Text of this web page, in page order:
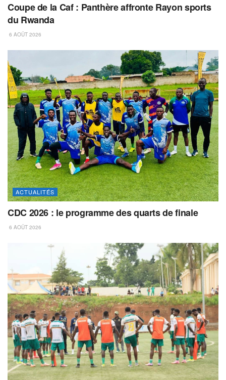
Coupe de la Caf : Panthère affronte Rayon sports
du Rwanda
6 AOÛT 2026
ACTUALITÉS
CDC 2026 : le programme des quarts de finale
6 AOÛT 2026